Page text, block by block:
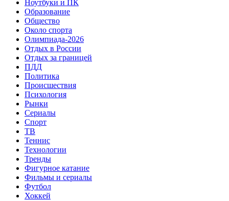
Ноутбуки и ПК
Образование
Общество
Около спорта
Олимпиада-2026
Отдых в России
Отдых за границей
ПДД
Политика
Происшествия
Психология
Рынки
Сериалы
Спорт
ТВ
Теннис
Технологии
Тренды
Фигурное катание
Фильмы и сериалы
Футбол
Хоккей